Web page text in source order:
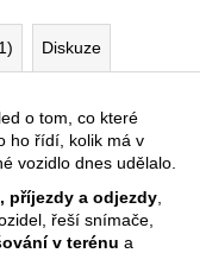
Diskuze
o tom, co které
ho řídí, kolik má v
vozidlo dnes udělalo.
příjezdy a odjezdy
řeší snímače,
v terénu a